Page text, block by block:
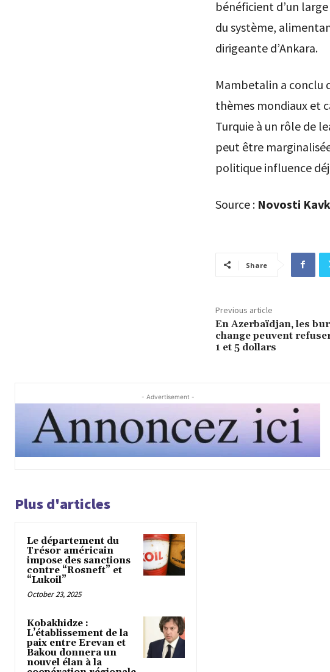
bénéficient d’un
du système,
dirigeante d’Ankara.
Mambetalin a conclu
thèmes mondiaux et
Turquie à un rôle de
peut être
politique influence
Source : Novosti
Share
Previous article
En Azerbaïdjan, les
change peuvent
1 et 5 dollars
- Advertisement -
Plus d'articles
Le département du
Trésor américain
impose des sanctions
contre “Rosneft” et
“Lukoil”
October 23, 2025
Kobakhidze :
L’établissement de la
paix entre Erevan et
Bakou donnera un
nouvel élan à la